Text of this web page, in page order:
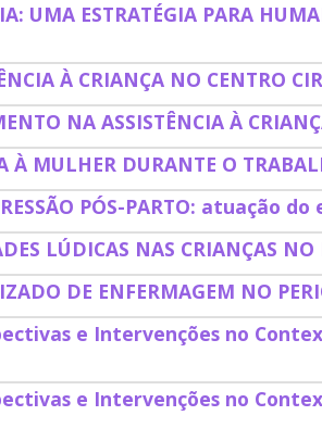
UMA ESTRATÉGIA PARA
À CRIANÇA NO CENTRO
NA ASSISTÊNCIA À
À MULHER DURANTE O
PÓS-PARTO: atuação
LÚDICAS NAS CRIANÇAS NO
DE ENFERMAGEM NO
e Intervenções no
e Intervenções no